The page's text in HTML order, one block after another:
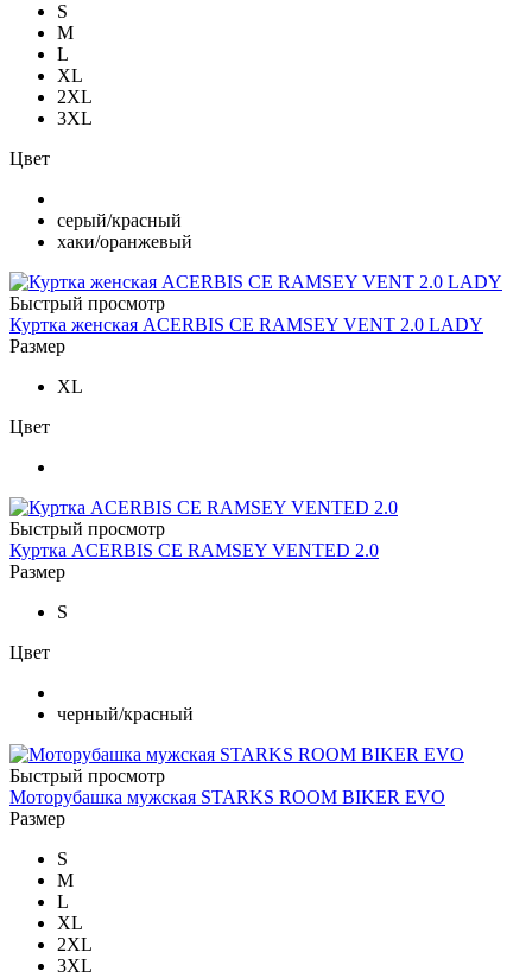
S
M
L
XL
2XL
3XL
Цвет
серый/красный
хаки/оранжевый
Быстрый просмотр
Куртка женская ACERBIS CE RAMSEY VENT 2.0 LADY
Размер
XL
Цвет
Быстрый просмотр
Куртка ACERBIS CE RAMSEY VENTED 2.0
Размер
S
Цвет
черный/красный
Быстрый просмотр
Моторубашка мужская STARKS ROOM BIKER EVO
Размер
S
M
L
XL
2XL
3XL